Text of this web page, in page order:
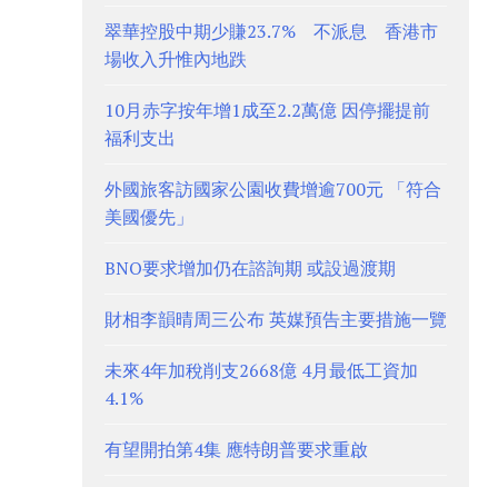
翠華控股中期少賺23.7% 不派息 香港市
場收入升惟內地跌
10月赤字按年增1成至2.2萬億 因停擺提前
福利支出
外國旅客訪國家公園收費增逾700元 「符合
美國優先」
BNO要求增加仍在諮詢期 或設過渡期
財相李韻晴周三公布 英媒預告主要措施一覽
未來4年加稅削支2668億 4月最低工資加
4.1%
有望開拍第4集 應特朗普要求重啟